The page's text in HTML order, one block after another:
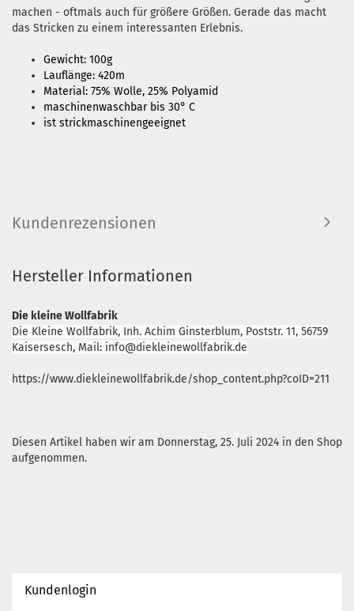
machen - oftmals auch für größere Größen. Gerade das macht
das Stricken zu einem interessanten Erlebnis.
Gewicht: 100g
Lauflänge: 420m
Material: 75% Wolle, 25% Polyamid
maschinenwaschbar bis 30° C
ist strickmaschinengeeignet
Kundenrezensionen
Hersteller Informationen
Die kleine Wollfabrik
Die Kleine Wollfabrik, Inh. Achim Ginsterblum, Poststr. 11, 56759
Kaisersesch, Mail: info@diekleinewollfabrik.de
https://www.diekleinewollfabrik.de/shop_content.php?coID=211
Diesen Artikel haben wir am Donnerstag, 25. Juli 2024 in den Shop
aufgenommen.
Kundenlogin